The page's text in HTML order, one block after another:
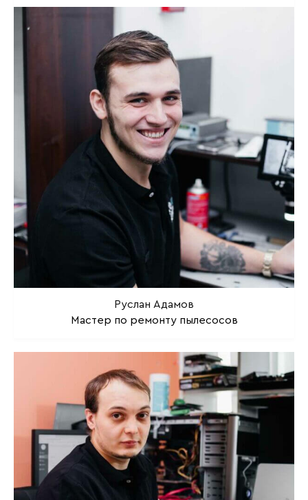
Руслан Адамов
Мастер по ремонту пылесосов